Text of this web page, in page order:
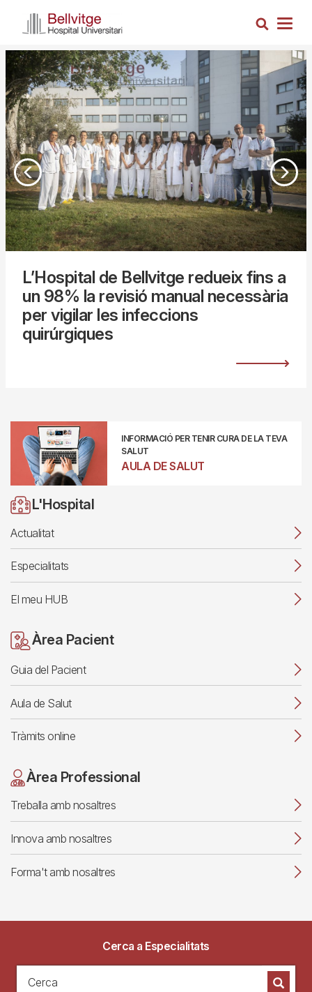
Cerca
L’Hospital de Bellvitge redueix fins a
un 98% la revisió manual necessària
per vigilar les infeccions
quirúrgiques
INFORMACIÓ PER TENIR CURA DE LA TEVA
SALUT
AULA DE SALUT
L'Hospital
Actualitat
Especialitats
El meu HUB
Àrea Pacient
Guia del Pacient
Aula de Salut
Tràmits online
Àrea Professional
Treballa amb nosaltres
Innova amb nosaltres
Forma't amb nosaltres
Cerca a Especialitats
Cerca